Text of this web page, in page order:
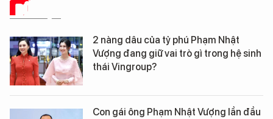
DỮ LIỆU
2 nàng dâu của tỷ phú Phạm Nhật
Vượng đang giữ vai trò gì trong hệ sinh
thái Vingroup?
Con gái ông Phạm Nhật Vượng lần đầu